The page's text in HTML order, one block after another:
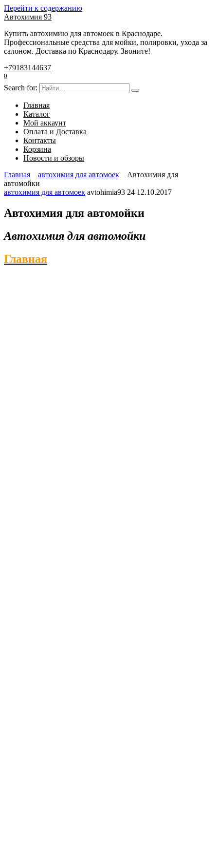
Перейти к содержанию
Автохимия 93
Купить автохимию для автомоек в Краснодаре.
Профессиональные средства для мойки, полировки, ухода за
салоном. Доставка по Краснодару. Звоните!
+79183144637
0
Search for:
Главная
Каталог
Мой аккаунт
Оплата и Доставка
Контакты
Корзина
Новости и обзоры
Главная
автохимия для автомоек
Автохимия для
автомойки
автохимия для автомоек avtohimia93 24 12.10.2017
Автохимия для автомойки
Автохимия для автомойки
Главная